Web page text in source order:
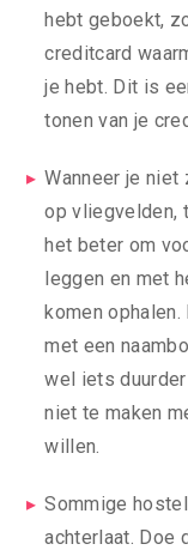
hebt geboekt,
creditcard
je hebt. Dit is
tonen van je
Wanneer je
op vliegvelden,
het beter om
leggen en met
komen
met een
wel iets
niet te maken
willen.
Sommige
achterlaat. Doe